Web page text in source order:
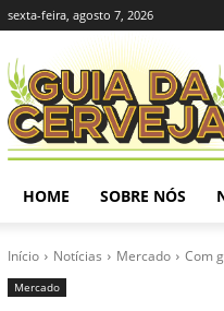
sexta-feira, agosto 7, 2026
HOME SOBRE NÓS
Início Notícias Mercado Com
Mercado